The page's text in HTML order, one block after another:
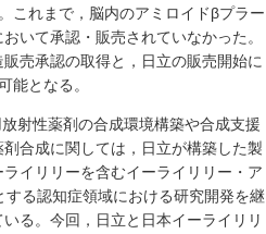
これまで，脳内のアミロイドβプラー
いて承認・販売されていなかった。
売承認の取得と，日立の販売開始に
能となる。
射性薬剤の合成環境構築や合成支援
合成に関しては，日立が構築した製
イリリーを含むイーライリリー・ア
る認知症領域における研究開発を継
る。今回，日立と日本イーライリリ